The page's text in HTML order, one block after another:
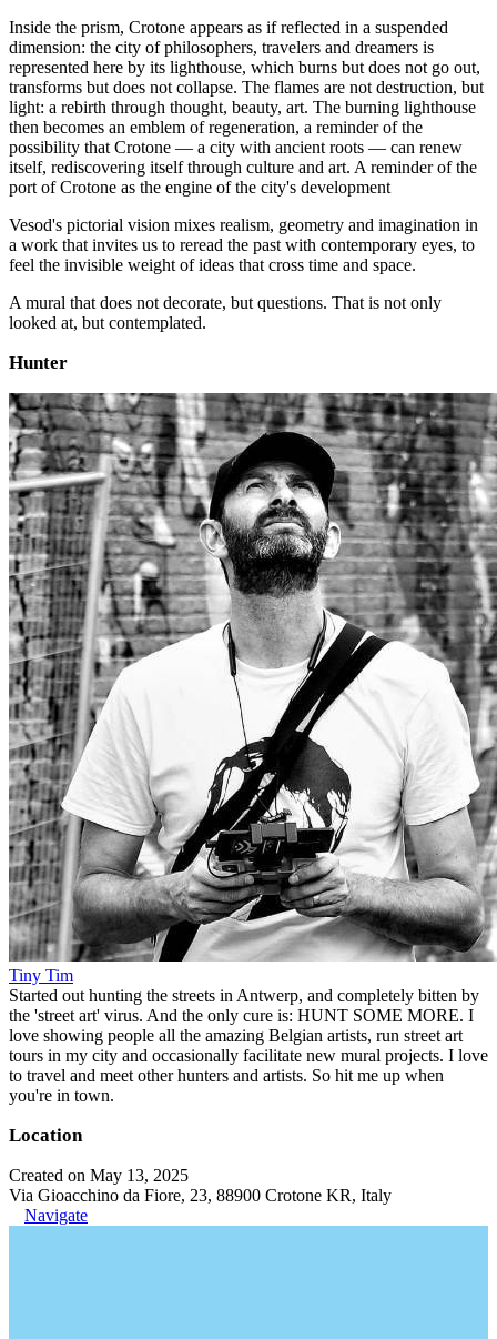
Inside the prism, Crotone appears as if reflected in a suspended
dimension: the city of philosophers, travelers and dreamers is
represented here by its lighthouse, which burns but does not go out,
transforms but does not collapse. The flames are not destruction, but
light: a rebirth through thought, beauty, art. The burning lighthouse
then becomes an emblem of regeneration, a reminder of the
possibility that Crotone — a city with ancient roots — can renew
itself, rediscovering itself through culture and art. A reminder of the
port of Crotone as the engine of the city's development
Vesod's pictorial vision mixes realism, geometry and imagination in
a work that invites us to reread the past with contemporary eyes, to
feel the invisible weight of ideas that cross time and space.
A mural that does not decorate, but questions. That is not only
looked at, but contemplated.
Hunter
Tiny Tim
Started out hunting the streets in Antwerp, and completely bitten by
the 'street art' virus. And the only cure is: HUNT SOME MORE. I
love showing people all the amazing Belgian artists, run street art
tours in my city and occasionally facilitate new mural projects. I love
to travel and meet other hunters and artists. So hit me up when
you're in town.
Location
Created on May 13, 2025
Via Gioacchino da Fiore, 23, 88900 Crotone KR, Italy
Navigate